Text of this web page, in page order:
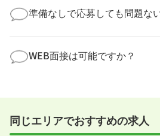
す！
積極的に受け入れています。実
の様子を見ることで、より安心
ださい！
準備なしで応募しても問題な
まで、一からサポートいたしま
たばかり」「何から始めればい
WEB面接は可能ですか？
すめしていますが、企業様によ
事前に確認することは可能です
付けください！
同じエリアでおすすめの求人